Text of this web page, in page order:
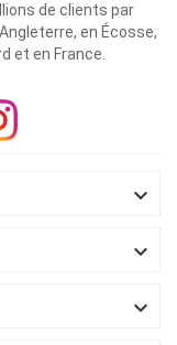
de clients par
en Écosse,
et en France.


